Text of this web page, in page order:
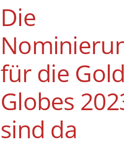
Die
für die
Globes
sind da